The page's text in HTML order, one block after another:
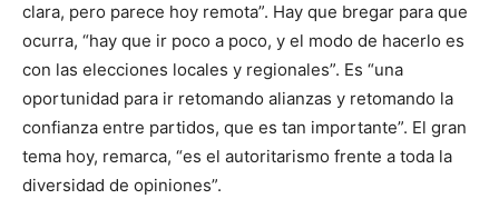
clara, pero parece hoy remota”. Hay que bregar para que
ocurra, “hay que ir poco a poco, y el modo de hacerlo es
con las elecciones locales y regionales”. Es “una
oportunidad para ir retomando alianzas y retomando la
confianza entre partidos, que es tan importante”. El gran
tema hoy, remarca, “es el autoritarismo frente a toda la
diversidad de opiniones”.